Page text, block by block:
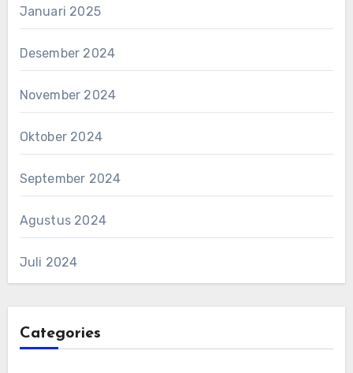
Januari 2025
Desember 2024
November 2024
Oktober 2024
September 2024
Agustus 2024
Juli 2024
Categories